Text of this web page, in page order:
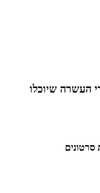
העשרה שיוכלו
סרטונים